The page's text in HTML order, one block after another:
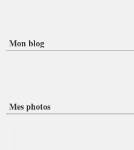
Mon blog
Mes photos